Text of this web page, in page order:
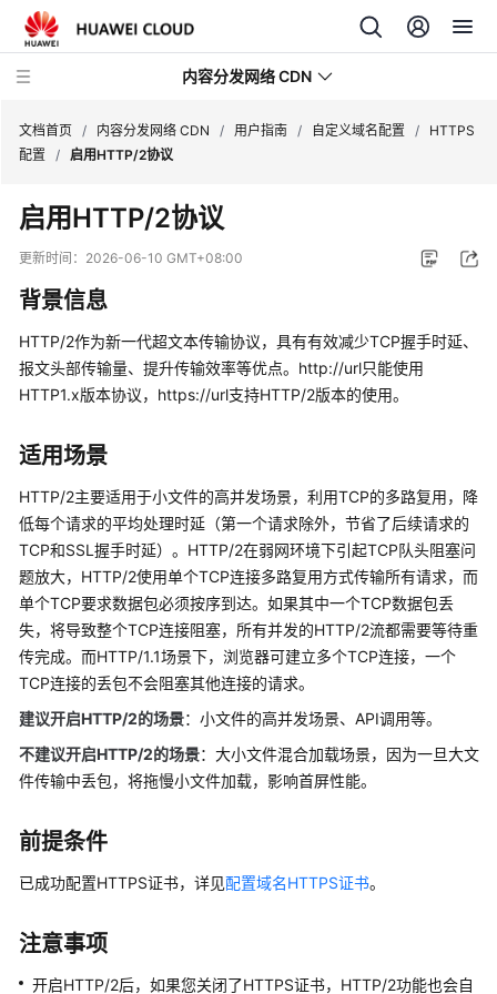
内容分发网络 CDN
新
动
务
公
告
产
介
绍
计
费
说
明
快
速
入
门
户
南
创
文档首页 / 内容分发网络 CDN / 用户指南 / 自定义域名配置 /
HTTPS
配置
/ 启用HTTP/2协议
启用HTTP/2协议
更新时间： 2026-06-10 GMT+08:00
背景信息
HTTP/2作为新一代超文本传输协议，具有有效减少TCP握手时延、
报文头部传输量、提升传输效率等优点。http://url只能使用
HTTP1.x版本协议，https://url支持HTTP/2版本的使用。
适用场景
HTTP/2主要适用于小文件的高并发场景，利用TCP的多路复用，降
低每个请求的平均处理时延（第一个请求除外，节省了后续请求的
TCP和SSL握手时延）。HTTP/2在弱网环境下引起TCP队头阻塞问
题放大，HTTP/2使用单个TCP连接多路复用方式传输所有请求，而
单个TCP要求数据包必须按序到达。如果其中一个TCP数据包丢
失，将导致整个TCP连接阻塞，所有并发的HTTP/2流都需要等待重
传完成。而HTTP/1.1场景下，浏览器可建立多个TCP连接，一个
TCP连接的丢包不会阻塞其他连接的请求。
建议开启HTTP/2的场景：小文件的高并发场景、API调用等。
不建议开启HTTP/2的场景：大小文件混合加载场景，因为一旦大文
件传输中丢包，将拖慢小文件加载，影响首屏性能。
前提条件
已成功配置HTTPS证书，详见配置域名HTTPS证书。
注意事项
开启HTTP/2后，如果您关闭了HTTPS证书，HTTP/2功能也会自